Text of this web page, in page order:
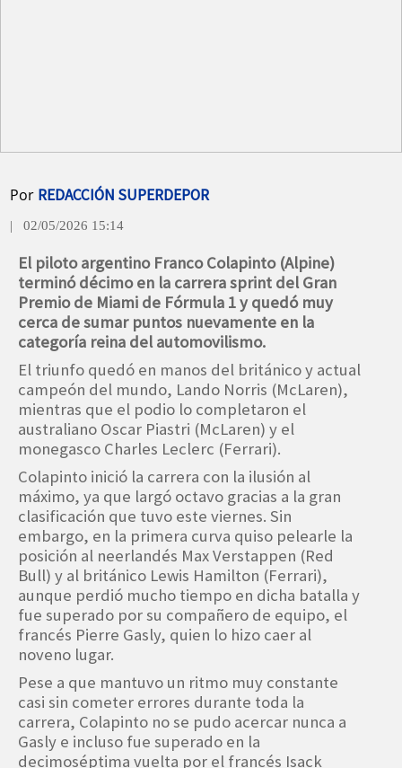
Por REDACCIÓN SUPERDEPOR
| 02/05/2026 15:14
El piloto argentino Franco Colapinto (Alpine)
terminó décimo en la carrera sprint del Gran
Premio de Miami de Fórmula 1 y quedó muy
cerca de sumar puntos nuevamente en la
categoría reina del automovilismo.
El triunfo quedó en manos del británico y actual
campeón del mundo, Lando Norris (McLaren),
mientras que el podio lo completaron el
australiano Oscar Piastri (McLaren) y el
monegasco Charles Leclerc (Ferrari).
Colapinto inició la carrera con la ilusión al
máximo, ya que largó octavo gracias a la gran
clasificación que tuvo este viernes. Sin
embargo, en la primera curva quiso pelearle la
posición al neerlandés Max Verstappen (Red
Bull) y al británico Lewis Hamilton (Ferrari),
aunque perdió mucho tiempo en dicha batalla y
fue superado por su compañero de equipo, el
francés Pierre Gasly, quien lo hizo caer al
noveno lugar.
Pese a que mantuvo un ritmo muy constante
casi sin cometer errores durante toda la
carrera, Colapinto no se pudo acercar nunca a
Gasly e incluso fue superado en la
decimoséptima vuelta por el francés Isack